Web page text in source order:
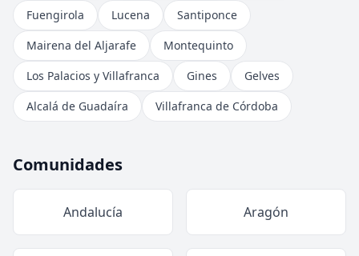
Fuengirola
Lucena
Santiponce
Mairena del Aljarafe
Montequinto
Los Palacios y Villafranca
Gines
Gelves
Alcalá de Guadaíra
Villafranca de Córdoba
Comunidades
Andalucía Aragón